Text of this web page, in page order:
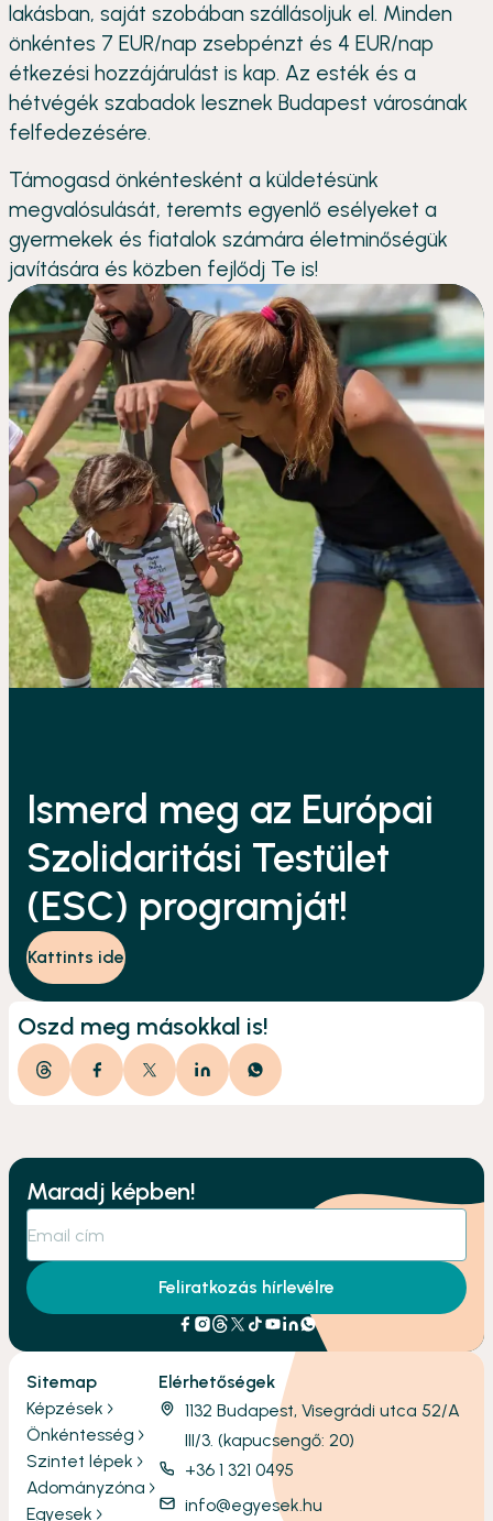
lakásban, saját szobában szállásoljuk el. Minden
önkéntes 7 EUR/nap zsebpénzt és 4 EUR/nap
étkezési hozzájárulást is kap. Az esték és a
hétvégék szabadok lesznek Budapest városának
felfedezésére.
Támogasd önkéntesként a küldetésünk
megvalósulását, teremts egyenlő esélyeket a
gyermekek és fiatalok számára életminőségük
javítására és közben fejlődj Te is!
Ismerd meg az Európai
Szolidaritási Testület
(ESC) programját!
Kattints ide
Oszd meg másokkal is!
Maradj képben!
Feliratkozás hírlevélre
Sitemap
Képzések
Önkéntesség
Szintet lépek
Adományzóna
Egyesek
Elérhetőségek
1132 Budapest, Visegrádi utca 52/A
III/3. (kapucsengő: 20)
+36 1 321 0495
info@egyesek.hu